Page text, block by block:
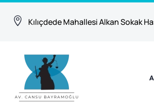
Kılıçdede Mahallesi Alkan Sokak